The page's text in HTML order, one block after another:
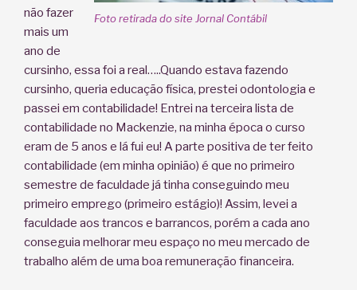
Foto retirada do site Jornal Contábil
não fazer
mais um
ano de
cursinho, essa foi a real…..Quando estava fazendo
cursinho, queria educação física, prestei odontologia e
passei em contabilidade! Entrei na terceira lista de
contabilidade no Mackenzie, na minha época o curso
eram de 5 anos e lá fui eu! A parte positiva de ter feito
contabilidade (em minha opinião) é que no primeiro
semestre de faculdade já tinha conseguindo meu
primeiro emprego (primeiro estágio)! Assim, levei a
faculdade aos trancos e barrancos, porém a cada ano
conseguia melhorar meu espaço no meu mercado de
trabalho além de uma boa remuneração financeira.